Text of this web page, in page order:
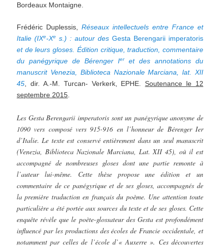
Bordeaux Montaigne.
Frédéric Duplessis,Réseaux intellectuels entre France et
Italie (IXe-Xe s.) : autour des Gesta Berengarii imperatoris
et de leurs gloses. Édition critique, traduction, commentaire
du panégyrique de Bérenger Ieret des annotations du
manuscrit Venezia, Biblioteca Nazionale Marciana, lat. XII
45, dir. A.-M. Turcan- Verkerk, EPHE.Soutenance le 12
septembre 2015.
Les Gesta Berengarii imperatoris sont un panégyrique anonyme de
1090 vers composé vers 915-916 en l’honneur de Bérenger Ier
d’Italie. Le texte est conservé entièrement dans un seul manuscrit
(Venezia, Biblioteca Nazionale Marciana, Lat. XII 45), où il est
accompagné de nombreuses gloses dont une partie remonte à
l’auteur lui-même. Cette thèse propose une édition et un
commentaire de ce panégyrique et de ses gloses, accompagnés de
la première traduction en français du poème. Une attention toute
particulière a été portée aux sources du texte et de ses gloses. Cette
enquête révèle que le poète-glossateur des Gesta est profondément
influencé par les productions des écoles de Francie occidentale, et
notamment par celles de l’école d’« Auxerre ». Ces découvertes